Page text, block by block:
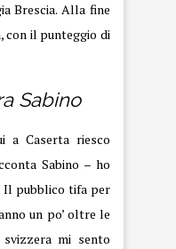
Brescia. Alla fine
con il punteggio di
Sabino
a Caserta riesco
Sabino – ho
Il pubblico tifa per
un po’ oltre le
mi sento